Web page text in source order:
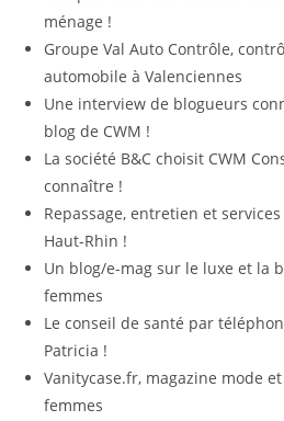
ménage !
Groupe Val Auto Contrôle,
automobile à Valenciennes
Une interview de blogueurs
blog de CWM !
La société B&C choisit CWM
connaître !
Repassage, entretien et
Haut-Rhin !
Un blog/e-mag sur le luxe et la
femmes
Le conseil de santé par
Patricia !
Vanitycase.fr, magazine mode
femmes